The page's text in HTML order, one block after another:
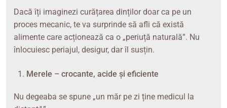
Dacă îți imaginezi curățarea dinților doar ca pe un
proces mecanic, te va surprinde să afli că există
alimente care acționează ca o „periuță naturală”. Nu
înlocuiesc periajul, desigur, dar îl susțin.
Merele – crocante, acide și eficiente
Nu degeaba se spune „un măr pe zi ține medicul la